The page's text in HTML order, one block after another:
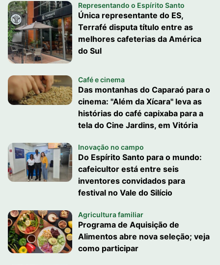
Representando o Espírito Santo
Única representante do ES,
Terrafé disputa título entre as
melhores cafeterias da América
do Sul
Café e cinema
Das montanhas do Caparaó para o
cinema: "Além da Xícara" leva as
histórias do café capixaba para a
tela do Cine Jardins, em Vitória
Inovação no campo
Do Espírito Santo para o mundo:
cafeicultor está entre seis
inventores convidados para
festival no Vale do Silício
Agricultura familiar
Programa de Aquisição de
Alimentos abre nova seleção; veja
como participar